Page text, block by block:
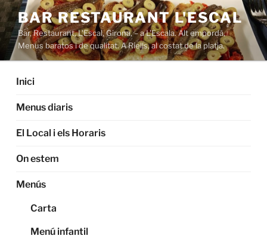
Saltar
al
contenido
BAR RESTAURANT L'ESCAL
Bar, Restaurant, L'Escal, Girona, – a L'Escala. Alt empordà,
Menus baratos i de qualitat. A Riells, al costat de la platja.
Inici
Menus diaris
El Local i els Horaris
On estem
Menús
Carta
Menú infantil